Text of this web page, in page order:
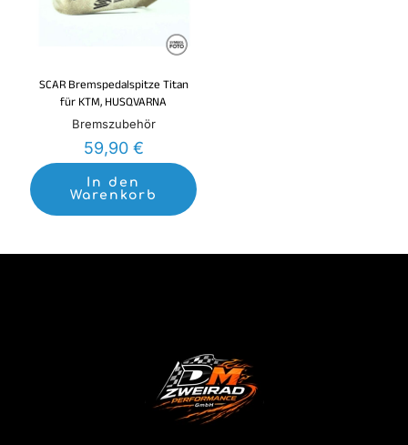
SCAR Bremspedalspitze Titan
für KTM, HUSQVARNA
Bremszubehör
59,90 €
In den
Warenkorb